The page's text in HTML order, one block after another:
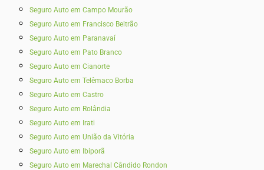
Seguro Auto em Campo Mourão
Seguro Auto em Francisco Beltrão
Seguro Auto em Paranavaí
Seguro Auto em Pato Branco
Seguro Auto em Cianorte
Seguro Auto em Telêmaco Borba
Seguro Auto em Castro
Seguro Auto em Rolândia
Seguro Auto em Irati
Seguro Auto em União da Vitória
Seguro Auto em Ibiporã
Seguro Auto em Marechal Cândido Rondon